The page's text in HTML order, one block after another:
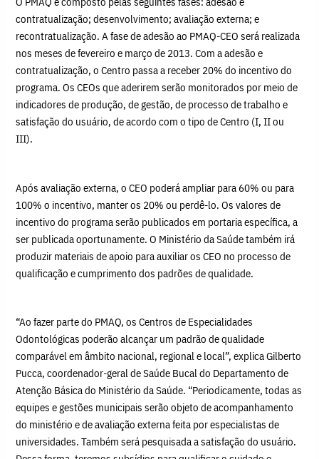
contratualização; desenvolvimento; avaliação externa; e
recontratualização. A fase de adesão ao PMAQ-CEO será realizada
nos meses de fevereiro e março de 2013. Com a adesão e
contratualização, o Centro passa a receber 20% do incentivo do
programa. Os CEOs que aderirem serão monitorados por meio de
indicadores de produção, de gestão, de processo de trabalho e
satisfação do usuário, de acordo com o tipo de Centro (I, II ou
III).
Após avaliação externa, o CEO poderá ampliar para 60% ou para
100% o incentivo, manter os 20% ou perdê-lo. Os valores de
incentivo do programa serão publicados em portaria específica, a
ser publicada oportunamente. O Ministério da Saúde também irá
produzir materiais de apoio para auxiliar os CEO no processo de
qualificação e cumprimento dos padrões de qualidade.
“Ao fazer parte do PMAQ, os Centros de Especialidades
Odontológicas poderão alcançar um padrão de qualidade
comparável em âmbito nacional, regional e local”, explica Gilberto
Pucca, coordenador-geral de Saúde Bucal do Departamento de
Atenção Básica do Ministério da Saúde. “Periodicamente, todas as
equipes e gestões municipais serão objeto de acompanhamento
do ministério e de avaliação externa feita por especialistas de
universidades. Também será pesquisada a satisfação do usuário.